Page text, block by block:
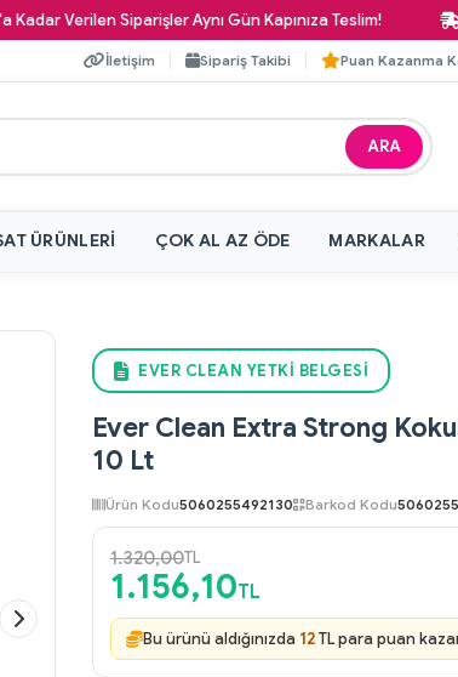
Verilen Siparişler Aynı Gün Kapınıza Teslim!
İletişim Sipariş Takibi Puan Kazanma
ARA
ÜRÜNLERI ÇOK AL AZ ÖDE MARKALAR
EVER CLEAN YETKI BELGESI
Ever Clean Extra Strong
10 Lt
Ürün Kodu5060255492130 Barkod Kodu
1.320,00TL
1.156,10TL
Bu ürünü aldığınızda 12TL para puan